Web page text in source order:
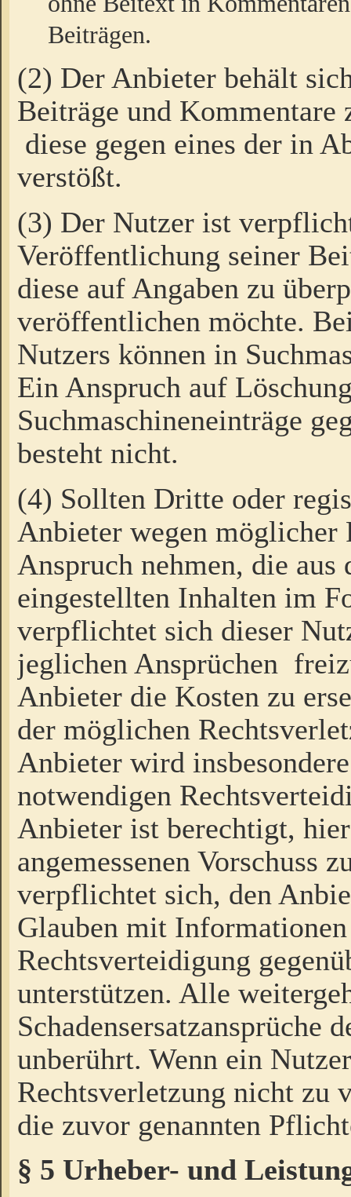
Beiträgen.
(2) Der Anbieter behält
Beiträge und Kommentare
diese gegen eines der in
verstößt.
(3) Der Nutzer ist
Veröffentlichung seiner
diese auf Angaben zu
veröffentlichen möchte.
Nutzers können in
Ein Anspruch auf
Suchmaschineneinträge
besteht nicht.
(4) Sollten Dritte oder
Anbieter wegen möglicher
Anspruch nehmen, die
eingestellten Inhalten im
verpflichtet sich dieser
jeglichen Ansprüchen
Anbieter die Kosten zu
der möglichen
Anbieter wird
notwendigen
Anbieter ist berechtigt,
angemessenen Vorschuss
verpflichtet sich, den
Glauben mit
Rechtsverteidigung
unterstützen. Alle
Schadensersatzansprüche
unberührt. Wenn ein
Rechtsverletzung nicht zu
die zuvor genannten
§ 5 Urheber- und